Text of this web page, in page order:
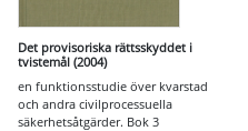
Det provisoriska rättsskyddet i
tvistemål (2004)
en funktionsstudie över kvarstad
och andra civilprocessuella
säkerhetsåtgärder. Bok 3